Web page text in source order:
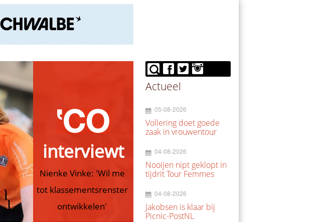
interviewt
Nienke Vinke: 'Wil me
tot klassementsrenster
ontwikkelen'
Actueel
05-08-2026
Vollering doet goede
zaak in vrouwentour
04-08-2026
Nooijen nipt geklopt in
tijdrit Tour Femmes
04-08-2026
Jakobsen is klaar bij
Picnic-PostNL